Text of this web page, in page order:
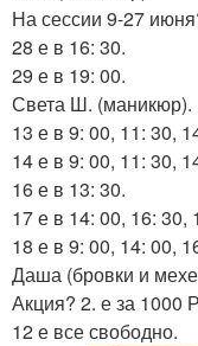
На сессии 9-27
28 е в 16: 30.
29 е в 19: 00.
Света Ш. (маникюр).
13 е в 9: 00, 11: 30,
14 е в 9: 00, 11: 30,
16 е в 13: 30.
17 е в 14: 00, 16: 30,
18 е в 9: 00, 14: 00,
Даша (бровки и
Акция? 2. е за 1000
12 е все свободно.